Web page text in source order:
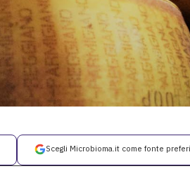
Scegli Microbioma.it come fonte